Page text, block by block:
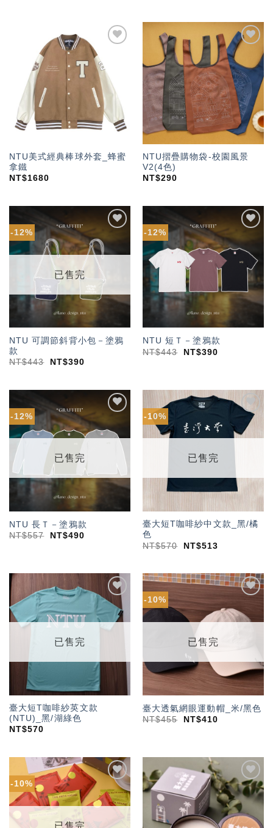
單」
NTU美式經典棒球外套_蜂蜜
拿鐵
NT$1680
「願
望輕
單」
NTU摺疊購物袋-校園風景
V2(4色)
NT$290
-12%
望輕
已售完
NTU 可調節斜背小包－塗鴉
款
NT$443 NT$390
-12%
望輕
單」
NTU 短Ｔ－塗鴉款
NT$443 NT$390
-12%
「願
望輕
單」
已售完
NTU 長Ｔ－塗鴉款
NT$557 NT$490
-10%
加入
「願
望輕
已售完
臺大短T咖啡紗中文款_黑/橘
色
NT$570 NT$513
加入
「願
望輕
單」
已售完
臺大短T咖啡紗英文款
(NTU)_黑/湖綠色
NT$570
-10%
「願
望輕
已售完
臺大透氣網眼運動帽_米/黑色
NT$455 NT$410
-10%
加入
「願
望輕
已售完
加入
「願
望輕
單」